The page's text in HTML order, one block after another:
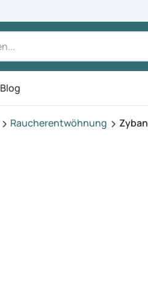
Blog
Raucherentwöhnung Zyban